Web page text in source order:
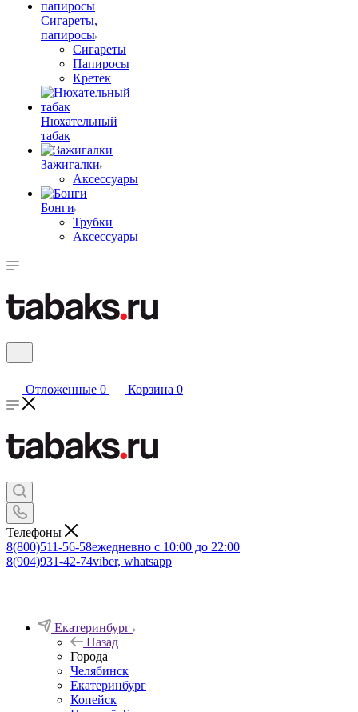
Сигареты,
папиросы
Сигареты
Папиросы
Кретек
Нюхательный
табак
Зажигалки
Аксессуары
Бонги
Трубки
Аксессуары
Отложенные 0 Корзина 0
Телефоны
8(800)511-56-58ежедневно с 10:00 до 22:00
8(904)931-42-74viber, whatsapp
Екатеринбург
Назад
Города
Челябинск
Екатеринбург
Копейск